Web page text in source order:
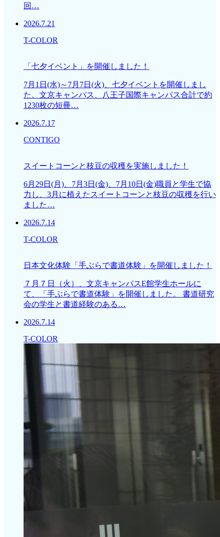
回…
2026.7.21
T-COLOR
「七夕イベント」を開催しました！
7月1日(水)～7月7日(火)、七夕イベントを開催しまし
た。文京キャンパス、八王子国際キャンパス合計で約
1230枚の短冊…
2026.7.17
CONTIGO
スイートコーンと枝豆の収穫を実施しました！
6月29日(月)、7月3日(金)、7月10日(金)職員と学生で協
力し、3月に植えたスイートコーンと枝豆の収穫を行い
ました…
2026.7.14
T-COLOR
日本文化体験「手ぶらで書道体験」を開催しました！
７月７日（火）、文京キャンパスE館学生ホールに
て、「手ぶらで書道体験」を開催しました。 書道研究
会の学生と書道経験のある…
2026.7.14
T-COLOR